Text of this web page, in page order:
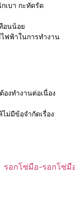
เบา กะทัดรัด
อนน้อย
ไฟฟ้าในการทำงาน
องทำงานต่อเนื่อง
ม่มีข้อจำกัดเรื่อง